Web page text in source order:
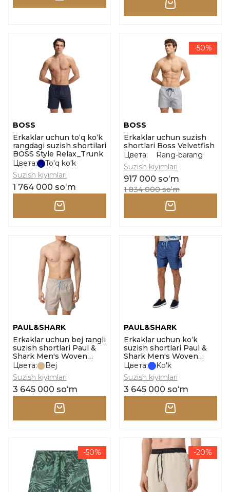
BOSS
Erkaklar uchun to‘q ko‘k
rangdagi suzish shortilari
BOSS Style Relax_Trunk
Цвета:
To'q ko'k
Suzish kiyimlari
1 764 000 soʻm
-50%
BOSS
Erkaklar uchun suzish
shortlari Boss Velvetfish
Цвета:
Rang-barang
Suzish kiyimlari
917 000 soʻm
1 834 000 soʻm
PAUL&SHARK
Erkaklar uchun bej rangli
suzish shortlari Paul &
Shark Men's Woven
Swimsuit
Цвета:
Bej
Suzish kiyimlari
3 645 000 soʻm
PAUL&SHARK
Erkaklar uchun ko‘k
suzish shortlari Paul &
Shark Men's Woven
Swimsuit
Цвета:
Ko'k
Suzish kiyimlari
3 645 000 soʻm
-50% -20%